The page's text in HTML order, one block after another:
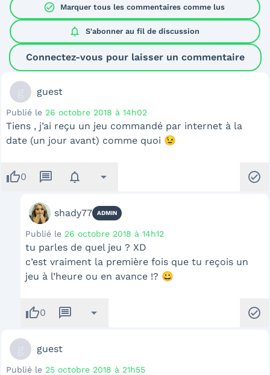
check_circle Marquer tous les commentaires comme lus
notifications S'abonner au fil de discussion
Connectez-vous pour laisser un commentaire
guest
Publié le 26 octobre 2018 à 14h02
Tiens , j’ai reçu un jeu commandé par internet à la
date (un jour avant) comme quoi 😉
thumb_up0 message notifications arrow_drop_down check_circle
shady77 ADMIN
Publié le 26 octobre 2018 à 14h12
tu parles de quel jeu ? XD
c’est vraiment la première fois que tu reçois un
jeu à l’heure ou en avance !? 😀
thumb_up0 message arrow_drop_down check_circle
guest
Publié le 25 octobre 2018 à 21h55